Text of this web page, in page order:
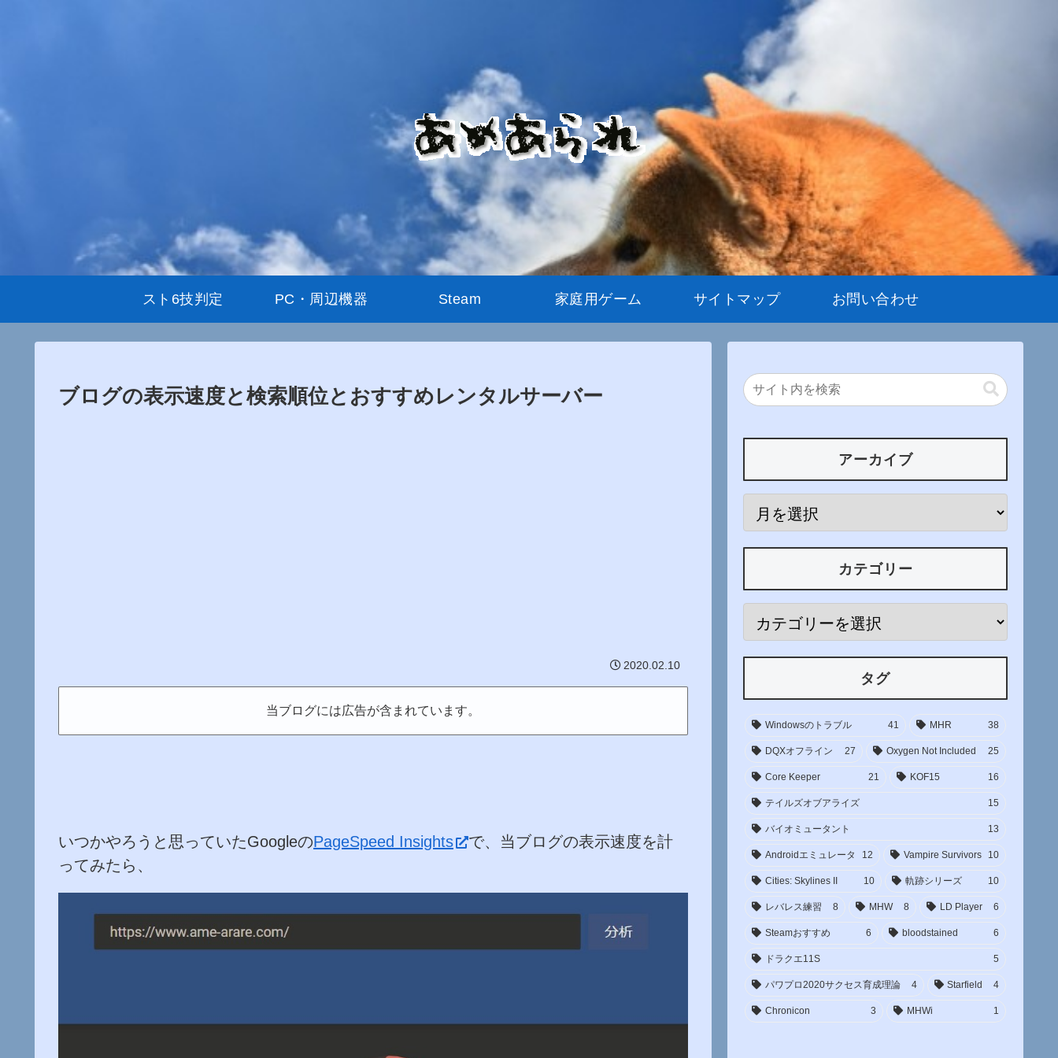
スト6技判定 PC・周辺機器 Steam 家庭用ゲーム サイトマップ お問い合わせ
ブログの表示速度と検索順位とおすすめレンタルサーバー
2020.02.10
当ブログには広告が含まれています。
いつかやろうと思っていたGoogleのPageSpeed Insights
で、当ブログの表示速度を計
ってみたら、
アーカイブ
カテゴリー
タグ
Windowsのトラブル 41 MHR 38
DQXオフライン 27 Oxygen Not Included 25
Core Keeper 21 KOF15 16
テイルズオブアライズ 15
バイオミュータント 13
Androidエミュレータ 12 Vampire Survivors 10
Cities: Skylines II 10 軌跡シリーズ 10
レバレス練習 8 MHW 8 LD Player 6
Steamおすすめ 6 bloodstained 6
ドラクエ11S 5
パワプロ2020サクセス育成理論 4 Starfield 4
Chronicon 3 MHWi 1